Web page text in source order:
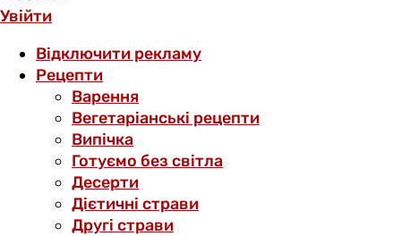
Увійти
Відключити рекламу
Рецепти
Варення
Вегетаріанські рецепти
Випічка
Готуємо без світла
Десерти
Дієтичні страви
Другі страви